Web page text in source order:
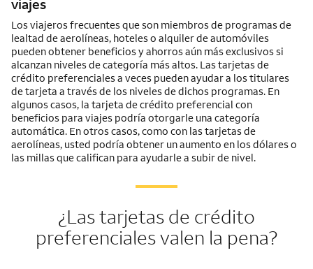
viajes
Los viajeros frecuentes que son miembros de programas de
lealtad de aerolíneas, hoteles o alquiler de automóviles
pueden obtener beneficios y ahorros aún más exclusivos si
alcanzan niveles de categoría más altos. Las tarjetas de
crédito preferenciales a veces pueden ayudar a los titulares
de tarjeta a través de los niveles de dichos programas. En
algunos casos, la tarjeta de crédito preferencial con
beneficios para viajes podría otorgarle una categoría
automática. En otros casos, como con las tarjetas de
aerolíneas, usted podría obtener un aumento en los dólares o
las millas que califican para ayudarle a subir de nivel.
¿Las tarjetas de crédito
preferenciales valen la pena?